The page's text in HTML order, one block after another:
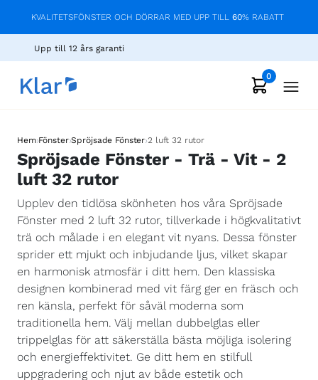
KVALITETSFÖNSTER OCH DÖRRAR MED UPP TILL 60% RABATT
Upp till 12 års garanti
0
Hem›Fönster›Spröjsade Fönster›2 luft 32 rutor
Spröjsade Fönster - Trä - Vit - 2
luft 32 rutor
Upplev den tidlösa skönheten hos våra Spröjsade
Fönster med 2 luft 32 rutor, tillverkade i högkvalitativt
trä och målade i en elegant vit nyans. Dessa fönster
sprider ett mjukt och inbjudande ljus, vilket skapar
en harmonisk atmosfär i ditt hem. Den klassiska
designen kombinerad med vit färg ger en fräsch och
ren känsla, perfekt för såväl moderna som
traditionella hem. Välj mellan dubbelglas eller
trippelglas för att säkerställa bästa möjliga isolering
och energieffektivitet. Ge ditt hem en stilfull
uppgradering och njut av både estetik och